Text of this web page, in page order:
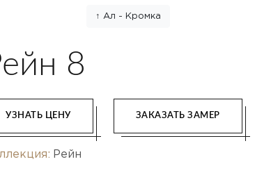
↑ Ал - Кромка
8
УЗНАТЬ ЦЕНУ ЗАКАЗАТЬ ЗАМЕР
Рейн